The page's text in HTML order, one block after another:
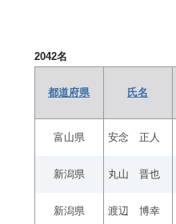
2042名
都道府県 氏名
富山県 安念 正人
新潟県 丸山 晋也
新潟県 渡辺 博幸